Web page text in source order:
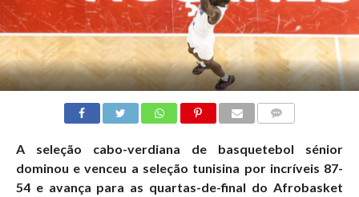
A seleção cabo-verdiana de basquetebol sénior
dominou e venceu a seleção tunisina por incríveis 87-
54 e avança para as quartas-de-final do Afrobasket